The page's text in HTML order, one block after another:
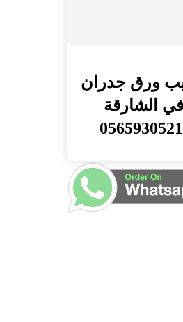
ورق جدران
في الشارقة